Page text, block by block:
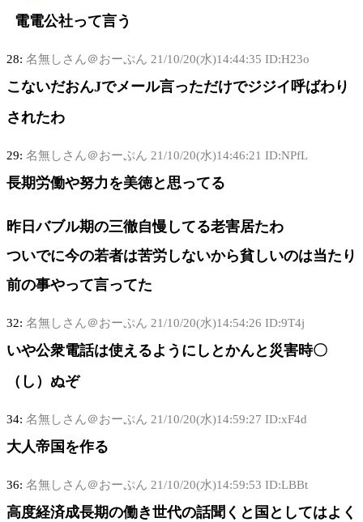
電電公社って言う
28: 名無しさん＠おーぷん 21/10/20(水)14:44:35 ID:H23o
こないだおんJでメール言っただけでジジイ呼ばわり
されたわ
29: 名無しさん＠おーぷん 21/10/20(水)14:46:21 ID:NPfL
長期労働や努力を美徳と思ってる
昨日バブル期の三徹自慢してる老害居たわ
ついでに今の若者は苦労しないから貧しいのは当たり
前の事やって言ってた
32: 名無しさん＠おーぷん 21/10/20(水)14:54:26 ID:9T4j
いや公衆電話は使えるようにしとかんと災害時〇
（し）ぬぞ
34: 名無しさん＠おーぷん 21/10/20(水)14:59:27 ID:xF4d
大人帝国を作る
36: 名無しさん＠おーぷん 21/10/20(水)14:59:53 ID:LBBt
高度経済成長期の働き世代の話聞くと国としてはよく